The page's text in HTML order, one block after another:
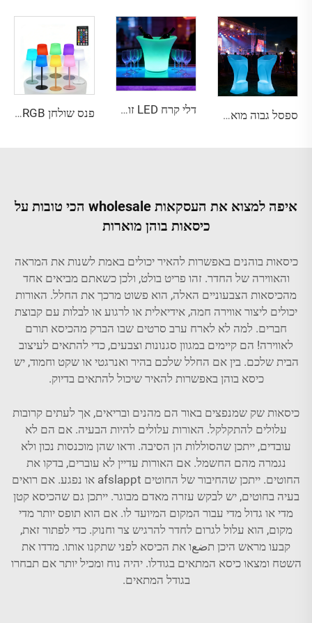
ספסל גבוה מואר ב-LED, ייחודי למסיבות וברים דלי קרח LED זורח לדיסקוטק וברים פנס שולחן RGB חכם עם תאורה אמביאנטית צבעונית ופקד מרוחק עם טיימר
איפה למצוא את העסקאות wholesale הכי טובות על
כיסאות בוהן מוארות
כיסאות בוהנים באפשרות להאיר יכולים באמת לשנות את המראה
והאווירה של החדר. זהו פריט בולט, ולכן כשאתם מביאים אחד
מהכיסאות הצבעוניים האלה, הוא פשוט מרכך את החלל. האורות
יכולים ליצור אווירה חמה, אידיאלית או לרגוע או לבלות עם קבוצת
חברים. למה לא לארח ערב סרטים שבו הברק מהכיסא תורם
לאווירה! הם קיימים במגוון סגנונות וצבעים, כדי להתאים לעיצוב
הבית שלכם. בין אם החלל שלכם בהיר ואנרגטי או שקט וחמוד, יש
כיסא בוהן באפשרות להאיר שיכול להתאים בדיוק.
כיסאות שק שמנפצים באור הם מהנים ובריאים, אך לעתים קרובות
עלולים להתקלקל. האורות עלולים להיות הבעיה. אם הם לא
עובדים, ייתכן שהסוללות הן הסיבה. ודאו שהן מוכנסות נכון ולא
נגמרה מהם החשמל. אם האורות עדיין לא עוברים, בדקו את
החוטים. ייתכן שהחיבור של החוטים afslappt או נפגע. אם רואים
בעיה בחוטים, יש לבקש עזרה מאדם מבוגר. ייתכן גם שהכיסא קטן
מדי או גדול מדי עבור המקום המיועד לו. אם הוא תופס יותר מדי
מקום, הוא עלול לגרום לחדר להרגיש צר וחנוק. כדי לפתור זאת,
קבעו מראש היכן תضعו את הכיסא לפני שתקנו אותו. מדדו את
השטח ומצאו כיסא המתאים בגודלו. יהיה נוח ומכיל יותר אם תבחרו
בגודל המתאים.